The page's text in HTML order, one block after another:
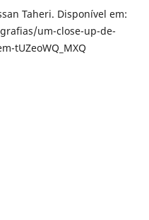
Taheri. Disponível em:
um-close-up-de-
tUZeoWQ_MXQ